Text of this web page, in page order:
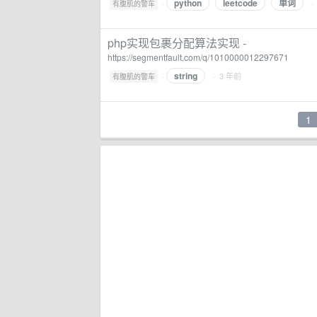
有腹肌的警车 · python leetcode 单词
php实现包裹分配算法实现 -
https://segmentfault.com/q/1010000012297671
有腹肌的警车 · string · 3 年前
1